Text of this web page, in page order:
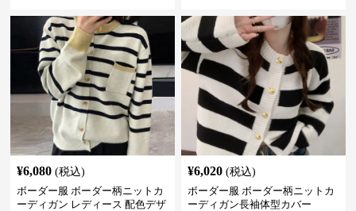
¥6,080 (税込)
ボーダー服 ボーダー柄ニットカ
ーディガン レディース 配色デザ
¥6,020 (税込)
ボーダー服 ボーダー柄ニットカ
ーディガン長袖体型カバー